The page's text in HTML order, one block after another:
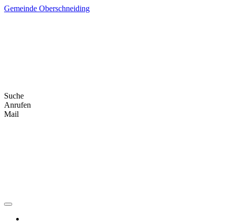
Skip
Gemeinde Oberschneiding
Suche
Anrufen
Mail